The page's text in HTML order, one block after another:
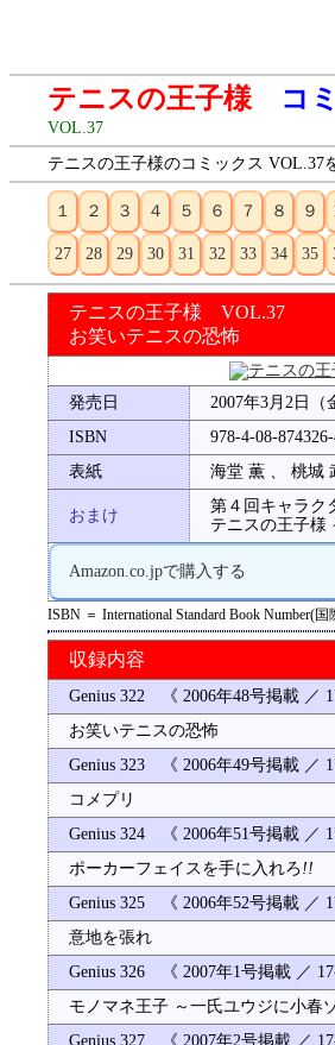
テニスの王子様 コ
VOL.37
テニスの王子様のコミックス VOL.37
１ ２ ３ ４ ５ ６ ７ ８ ９
27 28 29 30 31 32 33 34 35
テニスの王子様 VOL.37
お笑いテニスの恐怖
発売日
2007年3月2日（
ISBN
978-4-08-
表紙
海堂 薫 、 桃城
おまけ
第４回キャラク
テニスの王子様
Amazon.co.jpで購入する
ISBN ＝ International Standard Book Number(
収録内容
Genius 322 《 2006年48号掲載 ／
お笑いテニスの恐怖
Genius 323 《 2006年49号掲載 ／
コメプリ
Genius 324 《 2006年51号掲載 ／
ポーカーフェイスを手に入れろ !!
Genius 325 《 2006年52号掲載 ／
意地を張れ
Genius 326 《 2007年1号掲載 ／ 17
モノマネ王子 ～一氏ユウジに小春
Genius 327 《 2007年2号掲載 ／ 17